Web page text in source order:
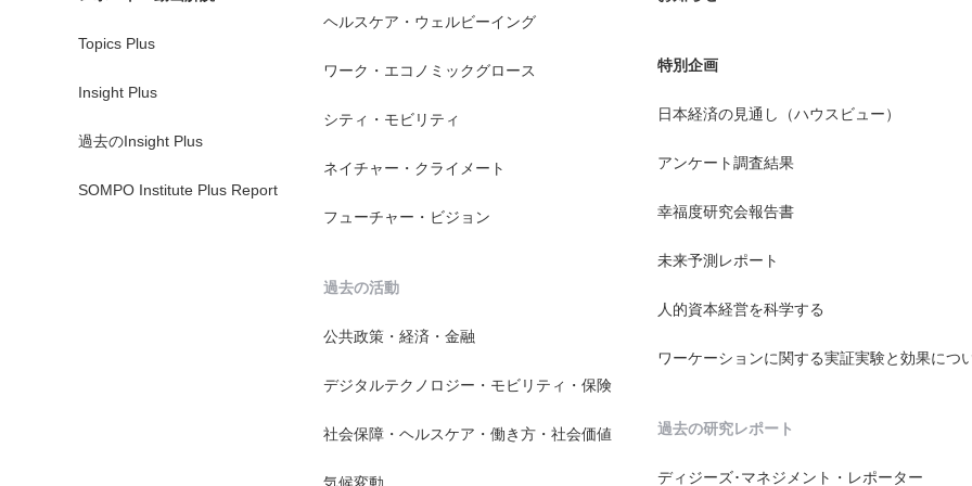
Topics Plus
Insight Plus
過去のInsight Plus
SOMPO Institute Plus Report
ヘルスケア・ウェルビーイング
ワーク・エコノミックグロース
シティ・モビリティ
ネイチャー・クライメート
フューチャー・ビジョン
過去の活動
公共政策・経済・金融
デジタルテクノロジー・モビリティ・保険
社会保障・ヘルスケア・働き方・社会価値
特別企画
日本経済の見通し（ハウスビュー）
アンケート調査結果
幸福度研究会報告書
未来予測レポート
人的資本経営を科学する
ワーケーションに関する実証実験と効果につ
過去の研究レポート
ディジーズ･マネジメント・レポーター